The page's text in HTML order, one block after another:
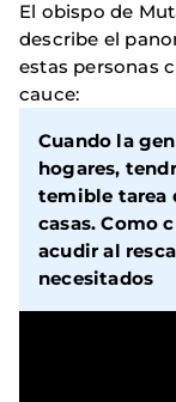
El obispo de
describe el
estas personas
cauce:
Cuando la
hogares,
temible tarea
casas. Como
acudir al
necesitados